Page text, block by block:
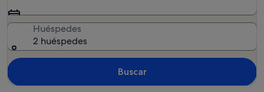
Huéspedes
2 huéspedes
Buscar